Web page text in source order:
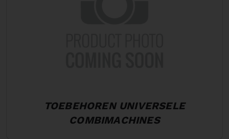
TOEBEHOREN UNIVERSELE
COMBIMACHINES